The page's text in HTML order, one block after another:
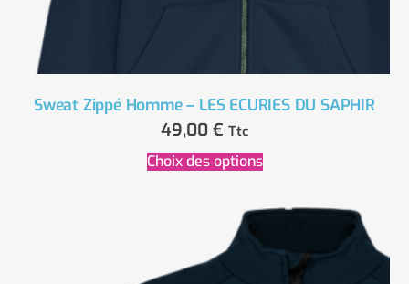
Sweat Zippé Homme – LES ECURIES DU SAPHIR
49,00 € Ttc
Choix des options